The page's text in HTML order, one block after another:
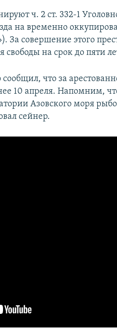
ч. 2 ст. 332-1
на временно
За совершение этого
на срок до пяти
что за
10 апреля. Напомним,
Азовского моря
сейнер.